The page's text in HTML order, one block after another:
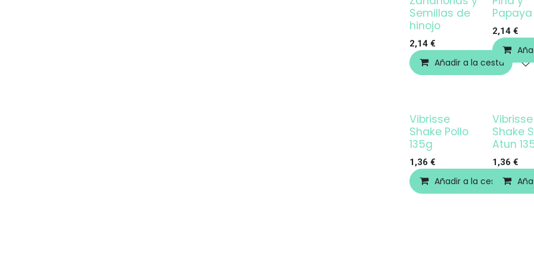
Semillas de
hinojo
2,14 €
Añadir a la cesta
Papaya
2,14€
Vibrisse
Shake Pollo
135g
1,36 €
Añadir a la cesta
Vibrisse
Shake
Atun
1,36 €